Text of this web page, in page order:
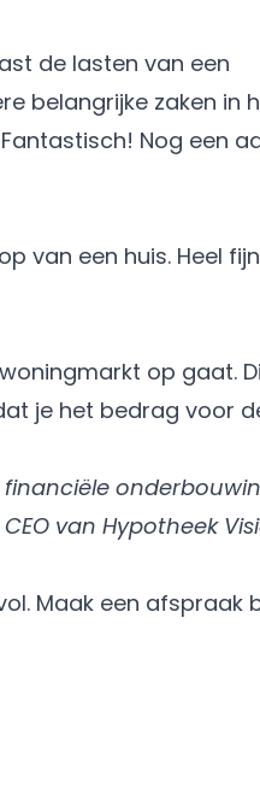
de lasten van een
belangrijke zaken in
Nog een
van een huis. Heel
op gaat.
je het bedrag voor
van Hypotheek
Maak een afspraak